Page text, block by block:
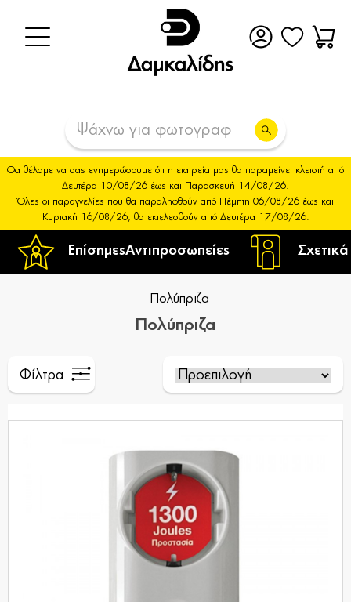
ΕπίσημεςΑντιπροσωπείες
Θα θέλαμε να σας ενημερώσουμε ότι η εταιρεία μας θα παραμείνει κλειστή από
Δευτέρα 10/08/26 έως και Παρασκευή 14/08/26.
Όλες οι παραγγελίες που θα παραληφθούν από Πέμπτη 06/08/26 έως και
Κυριακή 16/08/26, θα εκτελεσθούν από Δευτέρα 17/08/26.
Πολύπριζα
Πολύπριζα
Φίλτρα